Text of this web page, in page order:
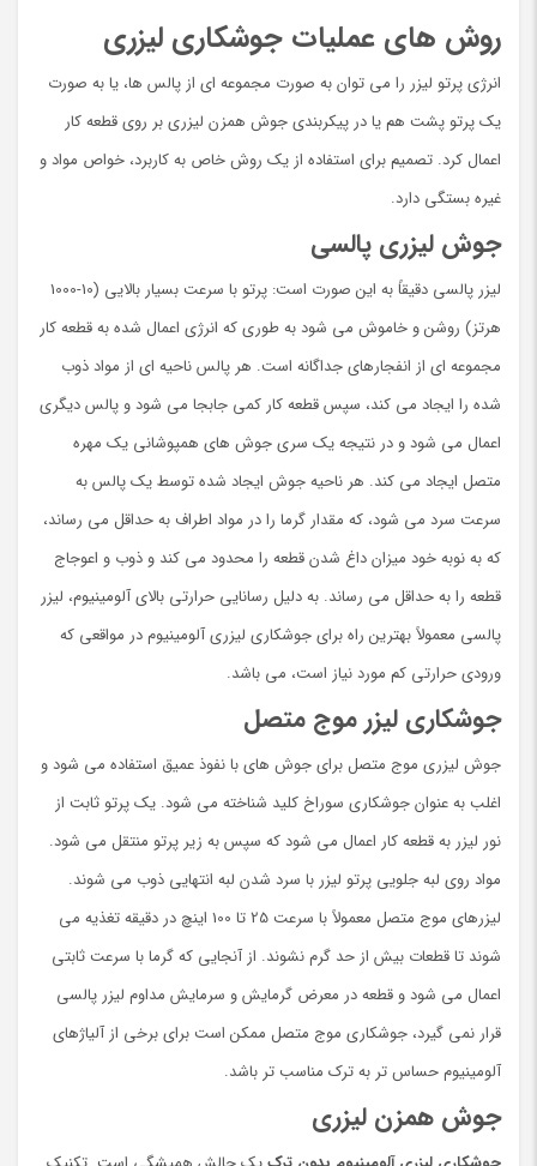
روش های عملیات جوشکاری لیزری
انرژی پرتو لیزر را می توان به صورت مجموعه ای از پالس ها، يا به صورت
یک پرتو پشت هم یا در پیکربندی جوش همزن لیزری بر روی قطعه کار
اعمال کرد. تصمیم برای استفاده از یک روش خاص به کاربرد، خواص مواد و
غیره بستگی دارد.
جوش لیزری پالسی
لیزر پالسی دقیقاً به این صورت است: پرتو با سرعت بسیار بالایی (10-1000
هرتز) روشن و خاموش می شود به طوری که انرژی اعمال شده به قطعه کار
مجموعه ای از انفجارهای جداگانه است. هر پالس ناحیه ای از مواد ذوب
شده را ایجاد می کند، سپس قطعه کار کمی جابجا می شود و پالس دیگری
اعمال می شود و در نتیجه یک سری جوش های همپوشانی یک مهره
متصل ایجاد می کند. هر ناحیه جوش ایجاد شده توسط یک پالس به
سرعت سرد می شود، که مقدار گرما را در مواد اطراف به حداقل می رساند،
که به نوبه خود میزان داغ شدن قطعه را محدود می کند و ذوب و اعوجاج
قطعه را به حداقل می رساند. به دلیل رسانایی حرارتی بالای آلومینیوم، لیزر
پالسی معمولاً بهترین راه برای جوشکاری لیزری آلومینیوم در مواقعی که
ورودی حرارتی کم مورد نیاز است، مي باشد.
جوشکاری لیزر موج متصل
جوش لیزری موج متصل برای جوش های با نفوذ عمیق استفاده می شود و
اغلب به عنوان جوشکاری سوراخ کلید شناخته می شود. یک پرتو ثابت از
نور لیزر به قطعه کار اعمال می شود که سپس به زیر پرتو منتقل می شود.
مواد روی لبه جلویی پرتو لیزر با سرد شدن لبه انتهایی ذوب می شوند.
لیزرهای موج متصل معمولاً با سرعت 25 تا 100 اینچ در دقیقه تغذیه می
شوند تا قطعات بیش از حد گرم نشوند. از آنجایی که گرما با سرعت ثابتی
اعمال می شود و قطعه در معرض گرمایش و سرمایش مداوم لیزر پالسی
قرار نمی گیرد، جوشکاری موج متصل ممکن است برای برخی از آلیاژهای
آلومینیوم حساس تر به ترک مناسب تر باشد.
جوش همزن لیزری